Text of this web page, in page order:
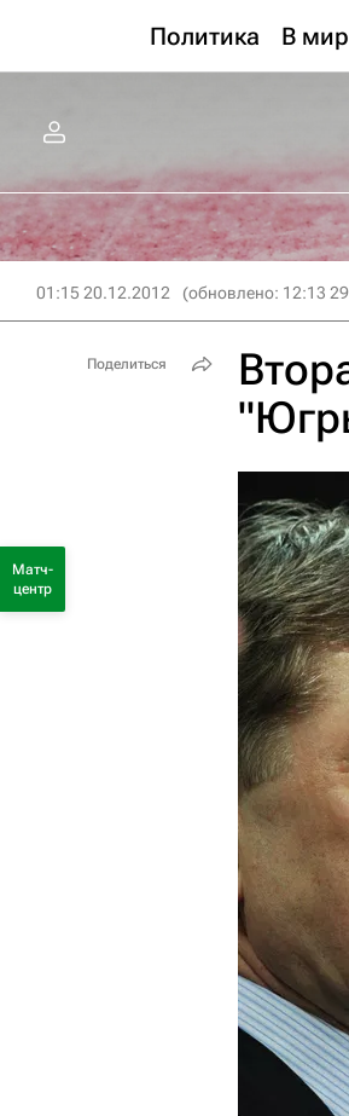
Политика В
01:15 20.12.2012 (обновлено: 12:13
Поделиться
Матч-
центр